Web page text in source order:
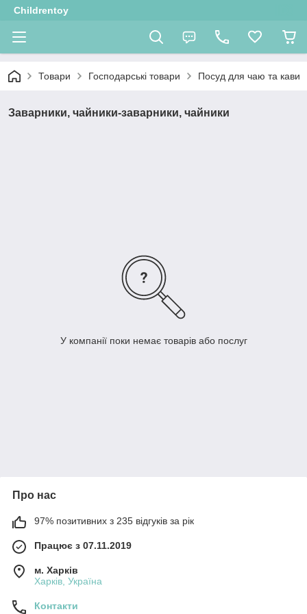
Childrentoy
Товари Господарські товари Посуд для чаю та кави
Заварники, чайники-заварники, чайники
У компанії поки немає товарів або послуг
Про нас
97% позитивних з 235 відгуків за рік
Працює з 07.11.2019
м. Харків
Харків, Україна
Контакти